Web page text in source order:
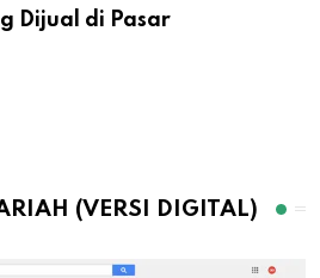
Dijual di Pasar
(VERSI DIGITAL)